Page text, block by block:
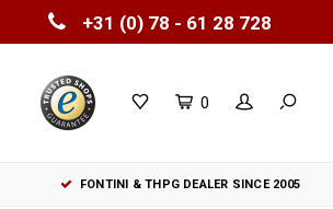
+31 (0) 78 - 61 28 728
0
FONTINI & THPG DEALER SINCE 2005